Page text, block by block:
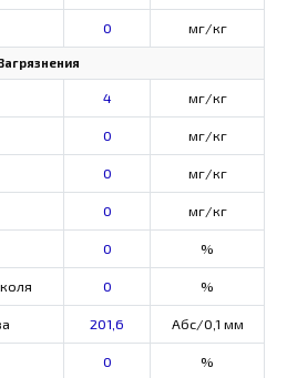
0 мг/кг
4 мг/кг
0 мг/кг
0 мг/кг
0 мг/кг
0 %
0 %
201,6 Абс/0,1 мм
0 %